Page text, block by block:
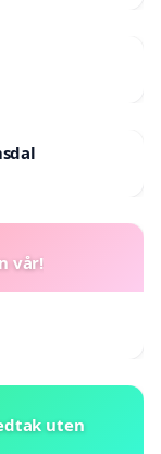
vår!
uten